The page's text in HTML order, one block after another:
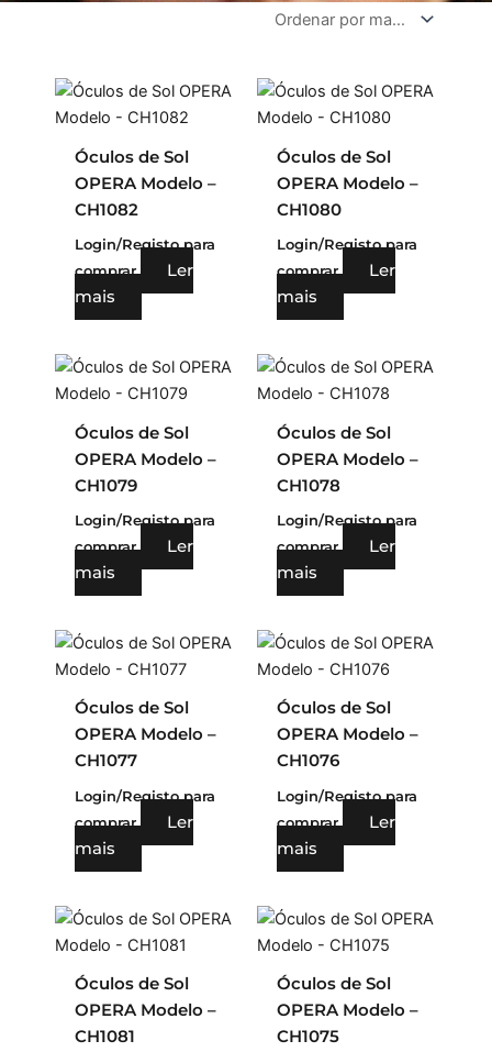
Óculos de Sol
OPERA Modelo –
CH1082
Login/Registo para
comprar
Ler
mais
Óculos de Sol
OPERA Modelo –
CH1080
Login/Registo para
comprar
Ler
mais
Óculos de Sol
OPERA Modelo –
CH1079
Login/Registo para
comprar
Ler
mais
Óculos de Sol
OPERA Modelo –
CH1078
Login/Registo para
comprar
Ler
mais
Óculos de Sol
OPERA Modelo –
CH1077
Login/Registo para
comprar
Ler
mais
Óculos de Sol
OPERA Modelo –
CH1076
Login/Registo para
comprar
Ler
mais
Óculos de Sol
OPERA Modelo –
CH1081
Óculos de Sol
OPERA Modelo –
CH1075